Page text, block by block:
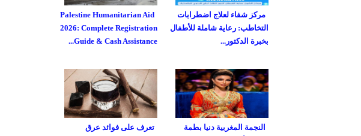
Palestine Humanitarian Aid
2026: Complete Registration
Guide & Cash Assistance...
مركز شفاء لعلاج اضطرابات
التخاطب: رعاية شاملة للأطفال
بخبرة الدكتور...
تعرف على فوائد عرق
النجمة المغربية دنيا بطمة